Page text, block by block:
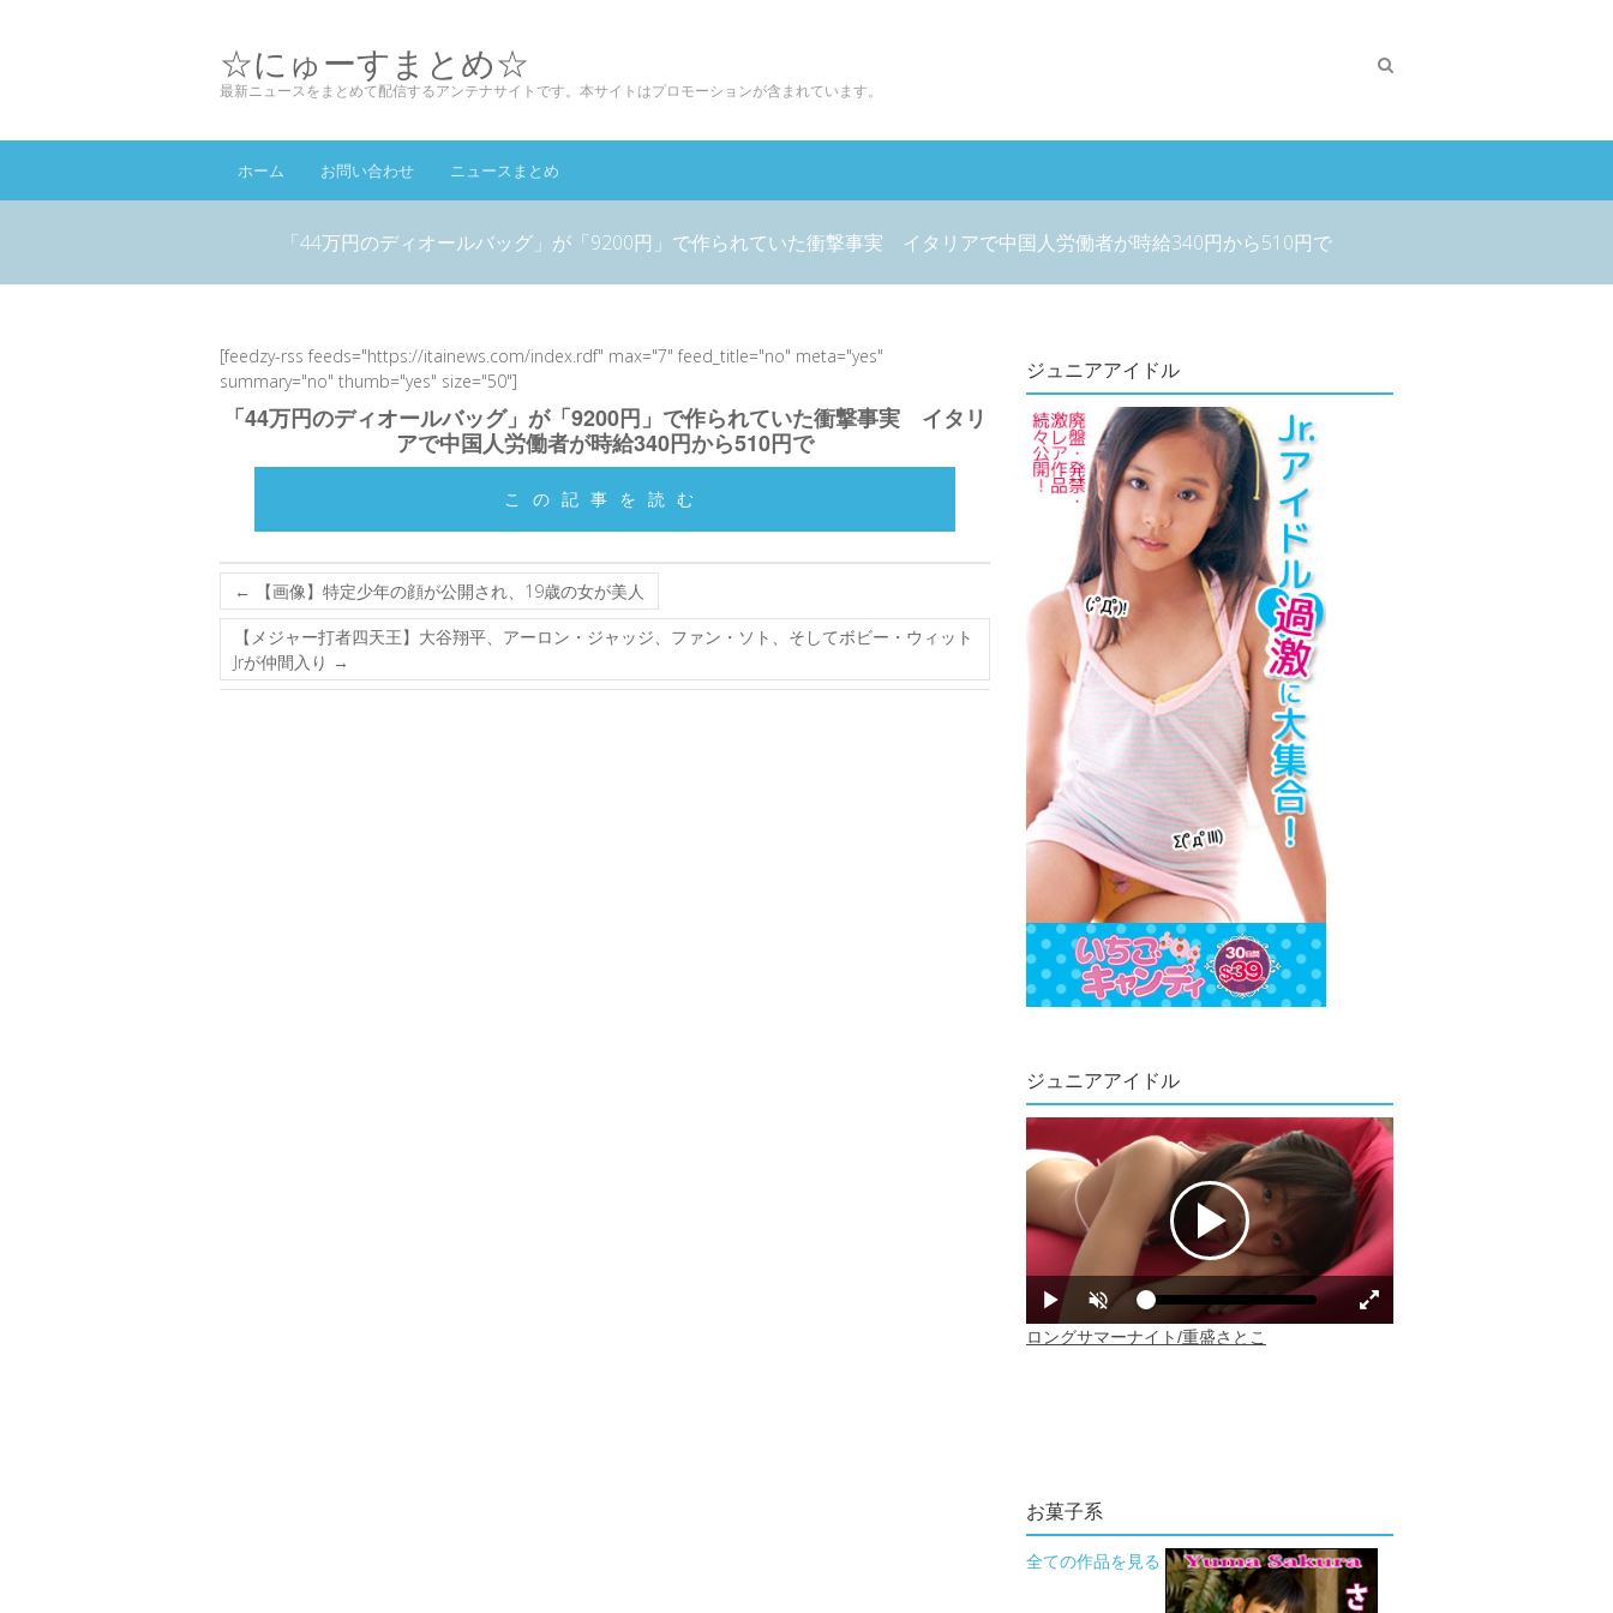
☆にゅーすまとめ☆
最新ニュースをまとめて配信するアンテナサイトです。本サイトはプロモーションが含まれています。
ホーム お問い合わせ ニュースまとめ
「44万円のディオールバッグ」が「9200円」で作られていた衝撃事実 イタリアで中国人労働者が時給340円から510円で
[feedzy-rss feeds="https://itainews.com/index.rdf" max="7" feed_title="no" meta="yes"
summary="no" thumb="yes" size="50"]
「44万円のディオールバッグ」が「9200円」で作られていた衝撃事実 イタリ
アで中国人労働者が時給340円から510円で
この記事を読む
←
【画像】特定少年の顔が公開され、19歳の女が美人
【メジャー打者四天王】大谷翔平、アーロン・ジャッジ、ファン・ソト、そしてボビー・ウィット
Jrが仲間入り →
ジュニアアイドル
ジュニアアイドル
お菓子系
全ての作品を見る